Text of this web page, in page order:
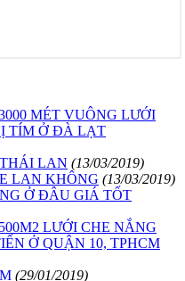
MÉT VUÔNG LƯỚI
TÍM Ở ĐÀ LẠT
LAN (13/03/2019)
LAN KHÔNG (13/03/2019)
Ở ĐÂU GIÁ TỐT
LƯỚI CHE NẮNG
Ở QUẬN 10, TPHCM
(29/01/2019)